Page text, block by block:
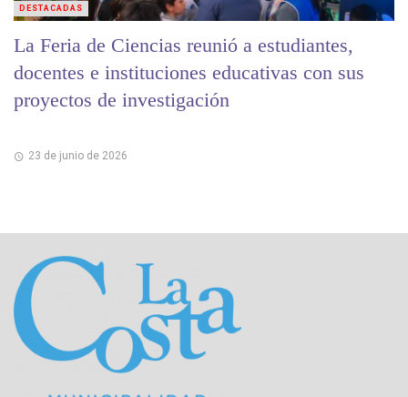
La Feria de Ciencias reunió a estudiantes,
docentes e instituciones educativas con sus
proyectos de investigación
23 de junio de 2026
DESTACADAS